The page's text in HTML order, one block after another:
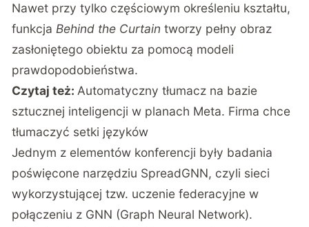
Nawet przy tylko częściowym określeniu kształtu,
funkcja Behind the Curtaintworzy pełny obraz
zasłoniętego obiektu za pomocą modeli
prawdopodobieństwa.
Czytaj też: Automatyczny tłumacz na bazie
sztucznej inteligencji w planach Meta. Firma chce
tłumaczyć setki języków
Jednym z elementów konferencji były badania
poświęcone narzędziu SpreadGNN, czyli sieci
wykorzystującej tzw. uczenie federacyjne w
połączeniu z GNN (Graph Neural Network).